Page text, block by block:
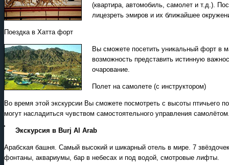
(квартира, автомобиль, самолет и т.д.).
лицезреть эмиров и их ближайшее
Поездка в Хатта форт
Вы сможете посетить уникальный форт в
возможность представить истинную
очарование.
Полет на самолете (с инструктором)
Во время этой экскурсии Вы сможете посмотреть с высоты птичьего
могут насладиться чувством самостоятельного управления
Экскурсия в Burj Al Arab
Арабская башня. Самый высокий и шикарный отель в мире. 7
фонтаны, аквариумы, бар в небесах и под водой, смотровые лифты.